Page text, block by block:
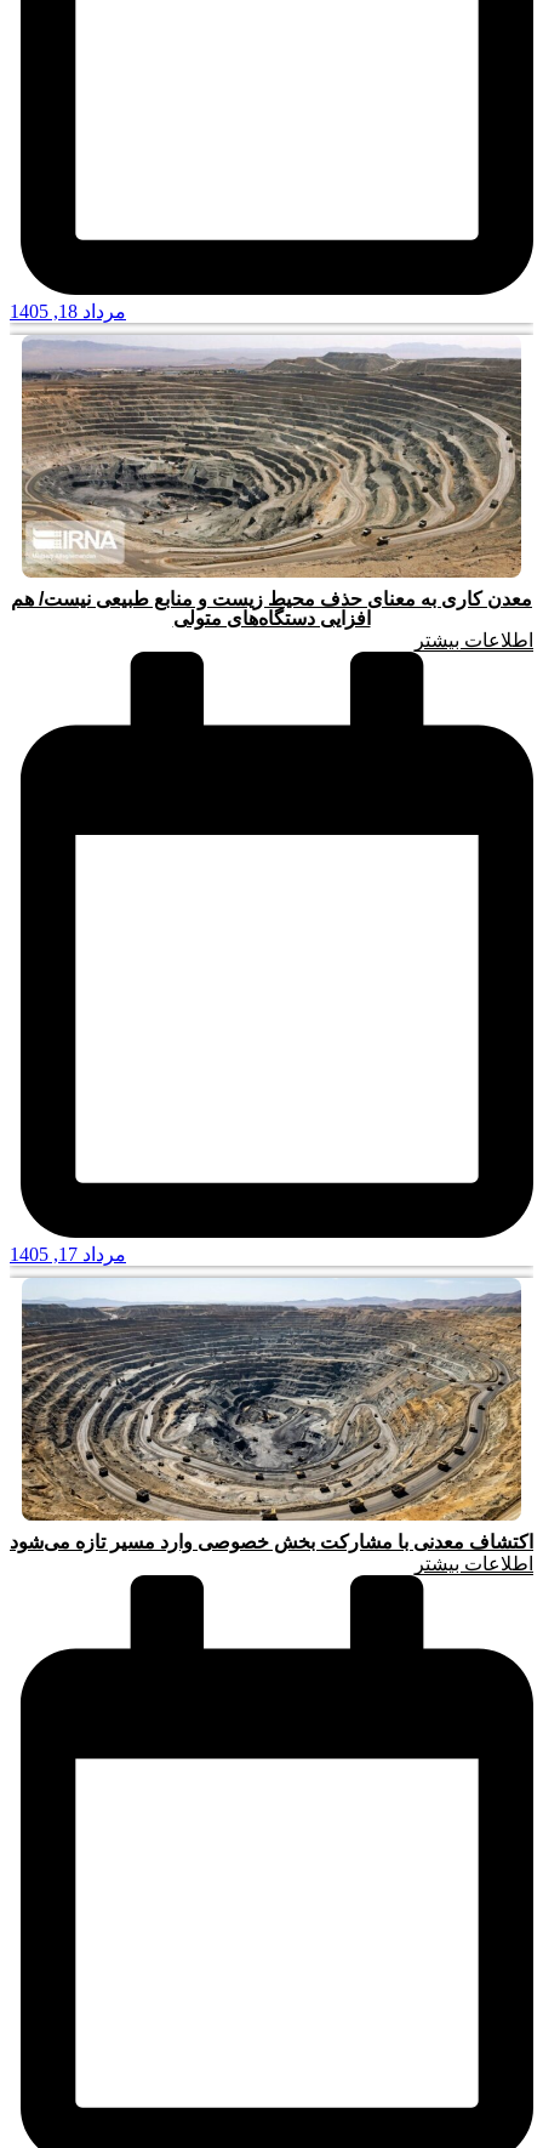
مرداد 18, 1405
معدن کاری به معنای حذف محیط زیست و منابع طبیعی نیست/ هم
افزایی دستگاه‌های متولی
اطلاعات بیشتر
مرداد 17, 1405
اکتشاف معدنی با مشارکت بخش خصوصی وارد مسیر تازه می‌شود
اطلاعات بیشتر